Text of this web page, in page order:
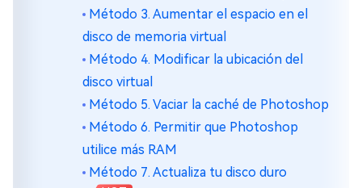
Método 3. Aumentar el espacio en el
disco de memoria virtual
Método 4. Modificar la ubicación del
disco virtual
Método 5. Vaciar la caché de Photoshop
Método 6. Permitir que Photoshop
utilice más RAM
Método 7. Actualiza tu disco duro